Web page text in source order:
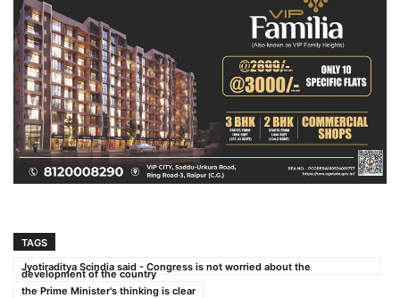
TAGS
Jyotiraditya Scindia said - Congress is not worried about the
development of the country
the Prime Minister's thinking is clear